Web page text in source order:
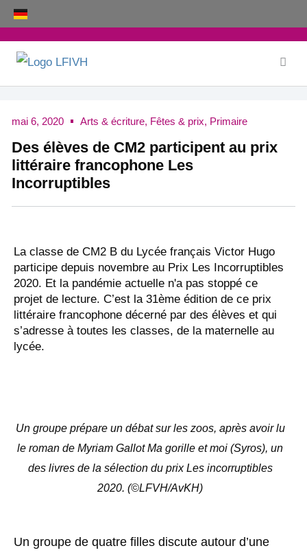
Aller
au
contenu
mai 6, 2020 Arts & écriture, Fêtes & prix, Primaire
Des élèves de CM2 participent au prix
littéraire francophone Les
Incorruptibles
La classe de CM2 B du Lycée français Victor Hugo
participe depuis novembre au Prix Les Incorruptibles
2020. Et la pandémie actuelle n'a pas stoppé ce
projet de lecture. C’est la 31ème édition de ce prix
littéraire francophone décerné par des élèves et qui
s’adresse à toutes les classes, de la maternelle au
lycée.
Un groupe prépare un débat sur les zoos, après avoir lu
le roman de Myriam Gallot Ma gorille et moi (Syros), un
des livres de la sélection du prix Les incorruptibles
2020. (©LFVH/AvKH)
Un groupe de quatre filles discute autour d’une